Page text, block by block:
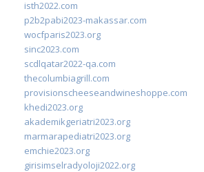
isth2022.com
p2b2pabi2023-makassar.com
wocfparis2023.org
sinc2023.com
scdlqatar2022-qa.com
thecolumbiagrill.com
provisionscheeseandwineshoppe.com
khedi2023.org
akademikgeriatri2023.org
marmarapediatri2023.org
emchie2023.org
girisimselradyoloji2022.org